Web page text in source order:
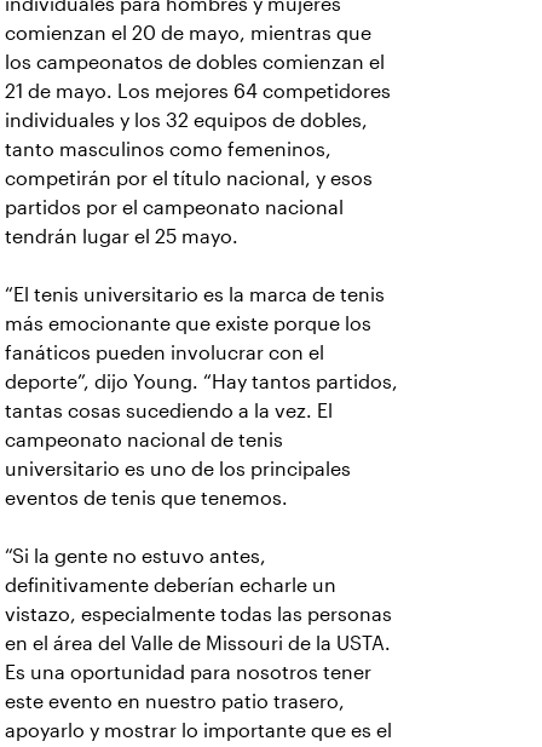
comienzan el 20 de mayo, mientras que
los campeonatos de dobles comienzan el
21 de mayo. Los mejores 64 competidores
individuales y los 32 equipos de dobles,
tanto masculinos como femeninos,
competirán por el título nacional, y esos
partidos por el campeonato nacional
tendrán lugar el 25 mayo.
“El tenis universitario es la marca de tenis
más emocionante que existe porque los
fanáticos pueden involucrar con el
deporte”, dijo Young. “Hay tantos partidos,
tantas cosas sucediendo a la vez. El
campeonato nacional de tenis
universitario es uno de los principales
eventos de tenis que tenemos.
“Si la gente no estuvo antes,
definitivamente deberían echarle un
vistazo, especialmente todas las personas
en el área del Valle de Missouri de la USTA.
Es una oportunidad para nosotros tener
este evento en nuestro patio trasero,
apoyarlo y mostrar lo importante que es el